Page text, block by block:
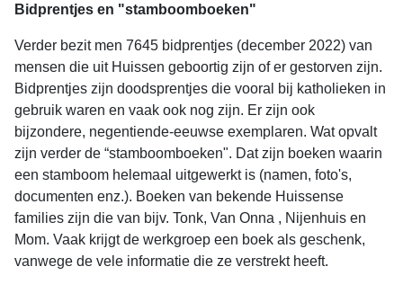
Bidprentjes en "stamboomboeken"
Verder bezit men 7645 bidprentjes (december 2022) van
mensen die uit Huissen geboortig zijn of er gestorven zijn.
Bidprentjes zijn doodsprentjes die vooral bij katholieken in
gebruik waren en vaak ook nog zijn. Er zijn ook
bijzondere, negentiende-eeuwse exemplaren. Wat opvalt
zijn verder de “stamboomboeken". Dat zijn boeken waarin
een stamboom helemaal uitgewerkt is (namen, foto's,
documenten enz.). Boeken van bekende Huissense
families zijn die van bijv. Tonk, Van Onna , Nijenhuis en
Mom. Vaak krijgt de werkgroep een boek als geschenk,
vanwege de vele informatie die ze verstrekt heeft.